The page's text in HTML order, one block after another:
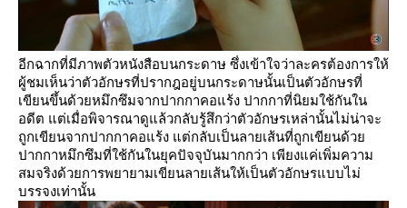
อีกฉากที่มีภาพตัวหนังสือบนกระดาษ ซึ่งเข้าใจว่าละครต้องการให้
ผู้ชมเห็นว่าตัวอักษรที่ปรากฎอยู่บนกระดาษนั้นเป็นตัวอักษรที่
เขียนขึ้นด้วยหมึกซึมจากปากกาคอแร้ง ปากกาที่นิยมใช้กันใน
อดีต แต่เมื่อพิจารณาดูแล้วกลับรู้สึกว่าตัวอักษรเหล่านั้นไม่น่าจะ
ถูกเขียนจากปากกาคอแร้ง แต่กลับเป็นลายเส้นที่ถูกเขียนด้ว
ปากกาหมึกซึมที่ใช้กันในยุคปัจจุบันมากกว่า เพียงแค่เพิ่มความ
สมจริงด้วยการพยายามเขียนลายเส้นให้เป็นตัวอักษรแบบไม่
บรรจงเท่านั้น